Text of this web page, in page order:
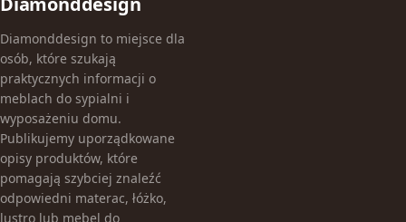
Diamonddesign to miejsce dla
osób, które szukają
praktycznych informacji o
meblach do sypialni i
wyposażeniu domu.
Publikujemy uporządkowane
opisy produktów, które
pomagają szybciej znaleźć
odpowiedni materac, łóżko,
lustro lub mebel do